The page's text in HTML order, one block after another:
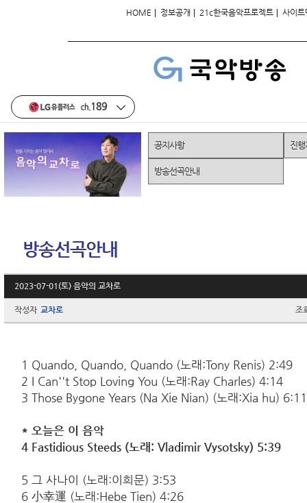
HOME | 정보공개 | 21c한국음악프로젝트 | 사이트
방송선곡안내
2023-07-01(토) 음악의 교차로
작성자 교차로 조
1 Quando, Quando, Quando (노래:Tony Renis) 2:49
2 I Can''t Stop Loving You (노래:Ray Charles) 4:14
3 Those Bygone Years (Na Xie Nian) (노래:Xia hu) 6:11
* 오늘은 이 음악
4 Fastidious Steeds (노래:Vladimir Vysotsky) 5:39
5 그 사나이 (노래:이희문) 3:53
6 小幸運 (노래:Hebe Tien) 4:26
공지사항 진
방송선곡안내